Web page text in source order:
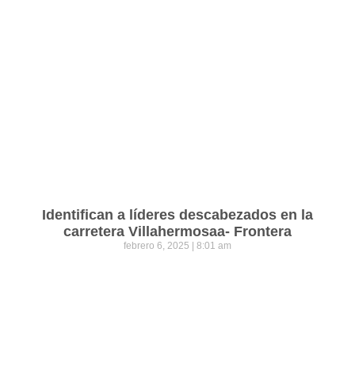
Identifican a líderes descabezados en la
carretera Villahermosaa- Frontera
febrero 6, 2025 8:01 am